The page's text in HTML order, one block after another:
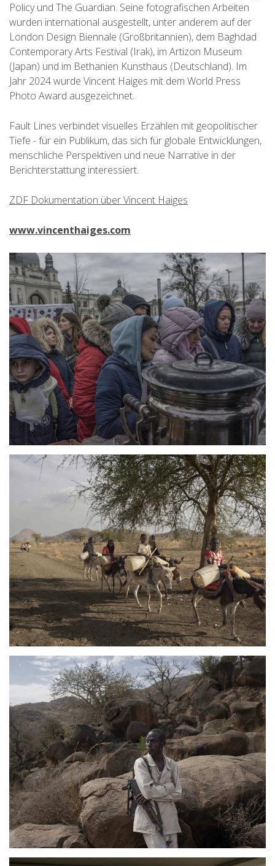
Policy und The Guardian. Seine fotografischen Arbeiten
wurden international ausgestellt, unter anderem auf der
London Design Biennale (Großbritannien), dem Baghdad
Contemporary Arts Festival (Irak), im Artizon Museum
(Japan) und im Bethanien Kunsthaus (Deutschland). Im
Jahr 2024 wurde Vincent Haiges mit dem World Press
Photo Award ausgezeichnet.
Fault Lines verbindet visuelles Erzählen mit geopolitischer
Tiefe - für ein Publikum, das sich für globale Entwicklungen,
menschliche Perspektiven und neue Narrative in der
Berichterstattung interessiert.
ZDF Dokumentation über Vincent Haiges
www.vincenthaiges.com